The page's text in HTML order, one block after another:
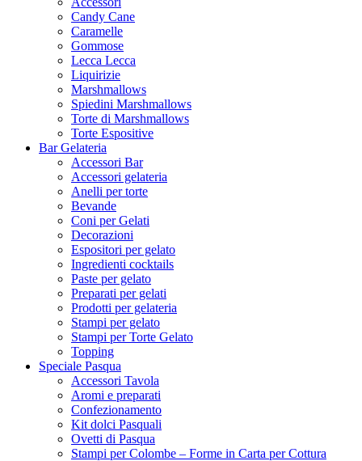
Candy Cane
Caramelle
Gommose
Lecca Lecca
Liquirizie
Marshmallows
Spiedini Marshmallows
Torte di Marshmallows
Torte Espositive
Bar Gelateria
Accessori Bar
Accessori gelateria
Anelli per torte
Bevande
Coni per Gelati
Decorazioni
Espositori per gelato
Ingredienti cocktails
Paste per gelato
Preparati per gelati
Prodotti per gelateria
Stampi per gelato
Stampi per Torte Gelato
Topping
Speciale Pasqua
Accessori Tavola
Aromi e preparati
Confezionamento
Kit dolci Pasquali
Ovetti di Pasqua
Stampi per Colombe – Forme in Carta per Cottura